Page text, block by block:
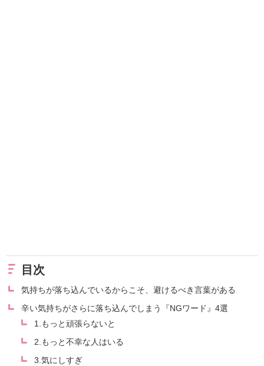
目次
気持ちが落ち込んでいるからこそ、避けるべき言葉がある
辛い気持ちがさらに落ち込んでしまう『NGワード』4選
1.もっと頑張らないと
2.もっと不幸な人はいる
3.気にしすぎ